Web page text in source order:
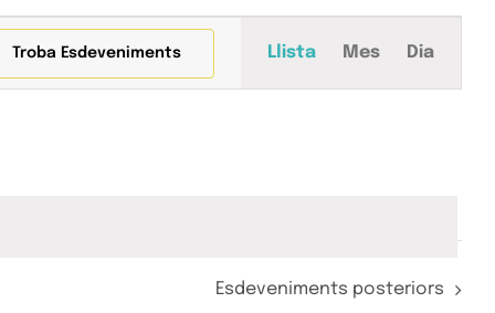
Troba Esdeveniments Llista Mes Dia
Esdeveniments posteriors